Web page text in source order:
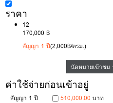
ราคา
12
170,000 ฿
สัญญา 1 ปี(2,000฿/ตรม.)
นัดหมายเข้าชม
ค่าใช้จ่ายก่อนเข้าอยู่
สัญญา 1 ปี 510,000.00 บาท